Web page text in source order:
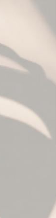
Salut, bon
Me garder